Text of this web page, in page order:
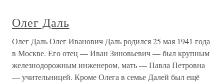
Олег Даль
Олег Даль Олег Иванович Даль родился 25 мая 1941 года
в Москве. Его отец — Иван Зиновьевич — был крупным
железнодорожным инженером, мать — Павла Петровна
— учительницей. Кроме Олега в семье Далей был ещё